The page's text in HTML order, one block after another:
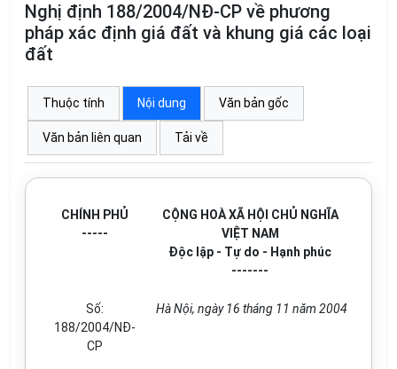
Nghị định 188/2004/NĐ-CP về phương
pháp xác định giá đất và khung giá các loại
đất
Thuộc tính Nội dung Văn bản gốc
Văn bản liên quan Tải về
CHÍNH PHỦ
-----
CỘNG HOÀ XÃ HỘI CHỦ NGHĨA
VIỆT NAM
Độc lập - Tự do - Hạnh phúc
-------
Số:
188/2004/NĐ-
CP
Hà Nội, ngày 16 tháng 11 năm 2004